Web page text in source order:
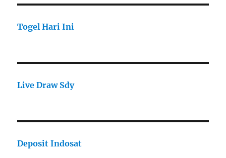
Togel Hari Ini
Live Draw Sdy
Deposit Indosat